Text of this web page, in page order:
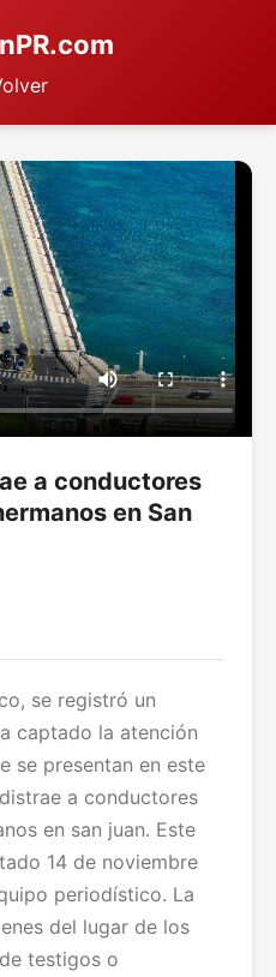
a conductores
en San
se registró un
captado la atención
se presentan en este
a conductores
en san juan. Este
14 de noviembre
periodístico. La
del lugar de los
testigos o